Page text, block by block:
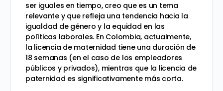
ser iguales en tiempo, creo que es un tema
relevante y que refleja una tendencia hacia la
igualdad de género y la equidad en las
políticas laborales. En Colombia, actualmente,
la licencia de maternidad tiene una duración de
18 semanas (en el caso de los empleadores
públicos y privados), mientras que la licencia de
paternidad es significativamente más corta.